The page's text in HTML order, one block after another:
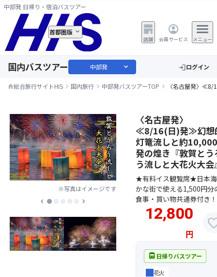
中部発 日帰り・宿泊バスツアー
首都圏版
店舗 会員サービス メニュー
国内バスツアー 中部発 expand_more loginログイン
home総合旅行サイトHIS 国内旅行 中部発バスツアーTOP 〈名古屋発〉≪8/
※写真はイメージです
chevron_left chevron_right
〈名古屋発〉
≪8/16(日)発≫幻想
灯篭流しと約10,000
発の煌き『敦賀とう
う流しと大花火大会
★有料イス観覧席★日本
かな街で使える1,500円分
食事・買い物共通券付き！
12,800
円
directions_bus 日帰りバスツアー
花火